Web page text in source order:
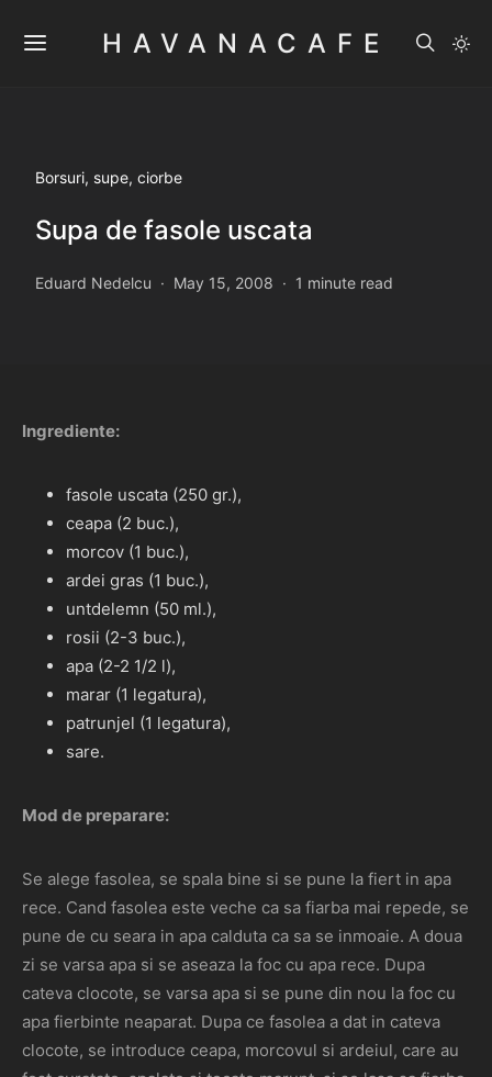
HAVANACAFE
Borsuri, supe, ciorbe
Supa de fasole uscata
Eduard Nedelcu May 15, 2008 1 minute read
Ingrediente:
fasole uscata (250 gr.),
ceapa (2 buc.),
morcov (1 buc.),
ardei gras (1 buc.),
untdelemn (50 ml.),
rosii (2-3 buc.),
apa (2-2 1/2 l),
marar (1 legatura),
patrunjel (1 legatura),
sare.
Mod de preparare:
Se alege fasolea, se spala bine si se pune la fiert in apa
rece. Cand fasolea este veche ca sa fiarba mai repede, se
pune de cu seara in apa calduta ca sa se inmoaie. A doua
zi se varsa apa si se aseaza la foc cu apa rece. Dupa
cateva clocote, se varsa apa si se pune din nou la foc cu
apa fierbinte neaparat. Dupa ce fasolea a dat in cateva
clocote, se introduce ceapa, morcovul si ardeiul, care au